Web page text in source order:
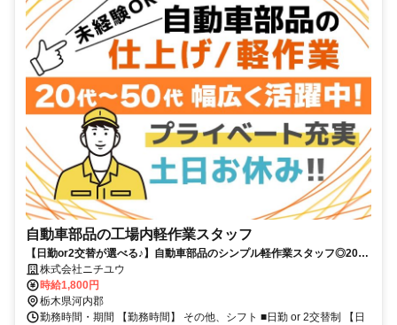
自動車部品の工場内軽作業スタッフ
【日勤or2交替が選べる♪】自動車部品のシンプル軽作業スタッフ◎20代
～50代男性スタッフ活躍中！
株式会社ニチユウ
時給1,800円
栃木県河内郡
勤務時間・期間 【勤務時間】 その他、シフト ■日勤 or 2交替制 【日